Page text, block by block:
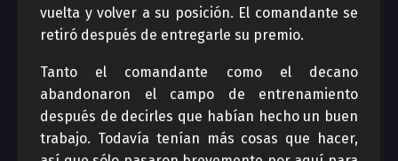
vuelta y volver a su posición. El comandante se
retiró después de entregarle su premio.
Tanto el comandante como el decano
abandonaron el campo de entrenamiento
después de decirles que habían hecho un buen
trabajo. Todavía tenían más cosas que hacer,